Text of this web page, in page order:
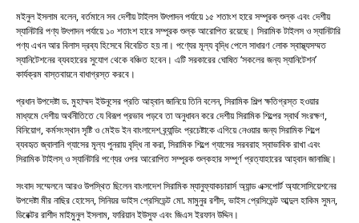
মইনুল ইসলাম বলেন, বর্তমানে সব দেশীয় টাইলস উৎপাদন পর্যায়ে ১৫ শতাংশ হারে সম্পূরক শুল্ক এবং দেশীয়
স্যানিটারি পণ্য উৎপাদন পর্যায়ে ১০ শতাংশ হারে সম্পূরক শুল্ক আরোপিত রয়েছে। সিরামিক টাইলস ও স্যানিটারি
পণ্য এখন আর বিলাস দ্রব্য হিসেবে বিবেচিত হয় না। পণ্যের মূল্য বৃদ্ধি পেলে সাধারণ লোক স্বাস্থ্যসম্মত
স্যানিটেশনের ব্যবহারের সুযোগ থেকে বঞ্চিত হবেন। এটি সরকারের ঘোষিত ‘সকলের জন্য স্যানিটেশন’
কার্যক্রম বাস্তবায়নে বাধাগ্রস্ত করবে।
প্রধান উপদেষ্টা ড. মুহাম্মদ ইউনূসের প্রতি আহ্বান জানিয়ে তিনি বলেন, সিরামিক শিল্প ক্ষতিগ্রস্ত হওয়ার
মাধ্যমে দেশীয় অর্থনীতিতে যে বিরূপ প্রভাব পড়বে তা অনুধাবন করে দেশীয় সিরামিক শিল্পের স্বার্থ সংরক্ষণ,
বিনিয়োগ, কর্মসংস্থান সৃষ্টি ও মেইড ইন বাংলাদেশ ব্র্যান্ডিং প্রচেষ্টাকে এগিয়ে নেওয়ার জন্য সিরামিক শিল্পে
ব্যবহৃত জ্বালানি গ্যাসের মূল্য পুনরায় বৃদ্ধি না করা, সিরামিক শিল্পে গ্যাসের সরবরাহ স্বাভাবিক রাখা এবং
সিরামিক টাইলস্ ও স্যানিটারি পণ্যের ওপর আরোপিত সম্পূরক শুল্কহার সম্পূর্ণ প্রত্যাহারের আহ্বান জানাচ্ছি।
সংবাদ সম্মেলনে আরও উপস্থিত ছিলেন বাংলাদেশ সিরামিক ম্যানুফ্যাকচারার্স অ্যান্ড এক্সপোর্ট অ্যাসোসিয়েশনের
উপদেষ্টা মীর নাছির হোসেন, সিনিয়র ভাইস প্রেসিডেন্ট মো. মামুনুর রশীদ, ভাইস প্রেসিডেন্ট আব্দুল হাকিম সুমন,
ডিরেক্টর রাশীদ মাইমুনুল ইসলাম, ফারিয়ান ইউসুফ এবং জিএস ইরফান উদ্দিন।